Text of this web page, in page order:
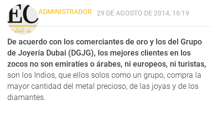
ADMINISTRADOR 29 DE AGOSTO DE 2014, 16:19
De acuerdo con los comerciantes de oro y los del Grupo
de Joyería Dubai (DGJG), los mejores clientes en los
zocos no son emiratíes o árabes, ni europeos, ni turistas,
son los Indios, que ellos solos como un grupo, compra la
mayor cantidad del metal precioso, de las joyas y de los
diamantes.